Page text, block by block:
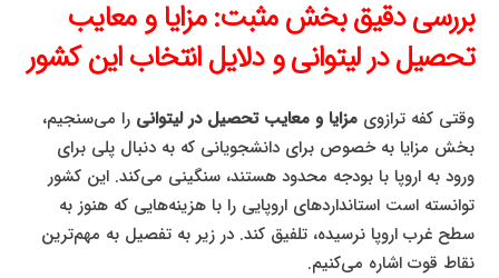
بررسی دقیق بخش مثبت: مزایا و معایب
تحصیل در لیتوانی و دلایل انتخاب این کشور
وقتی کفه ترازویمزایا و معایب تحصیل در لیتوانی را می‌سنجیم،
بخش مزایا به خصوص برای دانشجویانی که به دنبال پلی برای
ورود به اروپا با بودجه محدود هستند، سنگینی می‌کند. این کشور
توانسته است استانداردهای اروپایی را با هزینه‌هایی که هنوز به
سطح غرب اروپا نرسیده، تلفیق کند. در زیر به تفصیل به مهم‌ترین
نقاط قوت اشاره می‌کنیم.